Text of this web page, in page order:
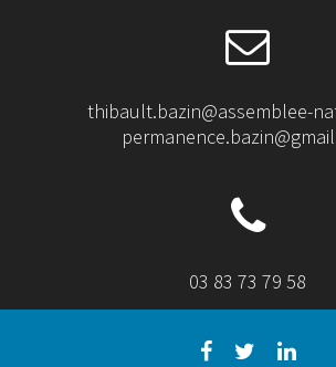
thibault.bazin@assemblee-
03 83 73 79 58